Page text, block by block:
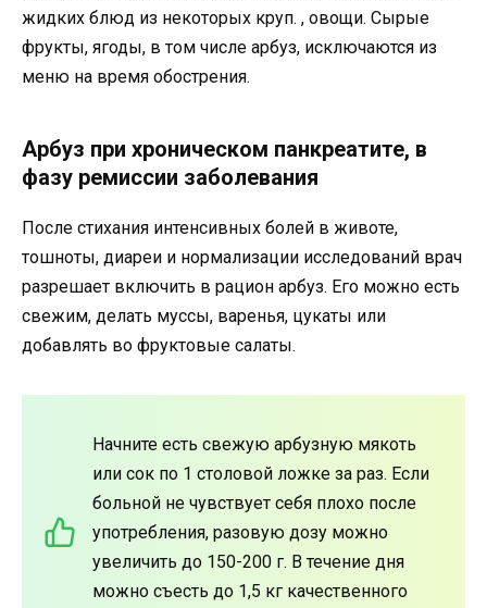
жидких блюд из некоторых круп. , овощи. Сырые
фрукты, ягоды, в том числе арбуз, исключаются из
меню на время обострения.
Арбуз при хроническом панкреатите, в
фазу ремиссии заболевания
После стихания интенсивных болей в животе,
тошноты, диареи и нормализации исследований врач
разрешает включить в рацион арбуз. Его можно есть
свежим, делать муссы, варенья, цукаты или
добавлять во фруктовые салаты.
Начните есть свежую арбузную мякоть
или сок по 1 столовой ложке за раз. Если
больной не чувствует себя плохо после
употребления, разовую дозу можно
увеличить до 150-200 г. В течение дня
можно съесть до 1,5 кг качественного